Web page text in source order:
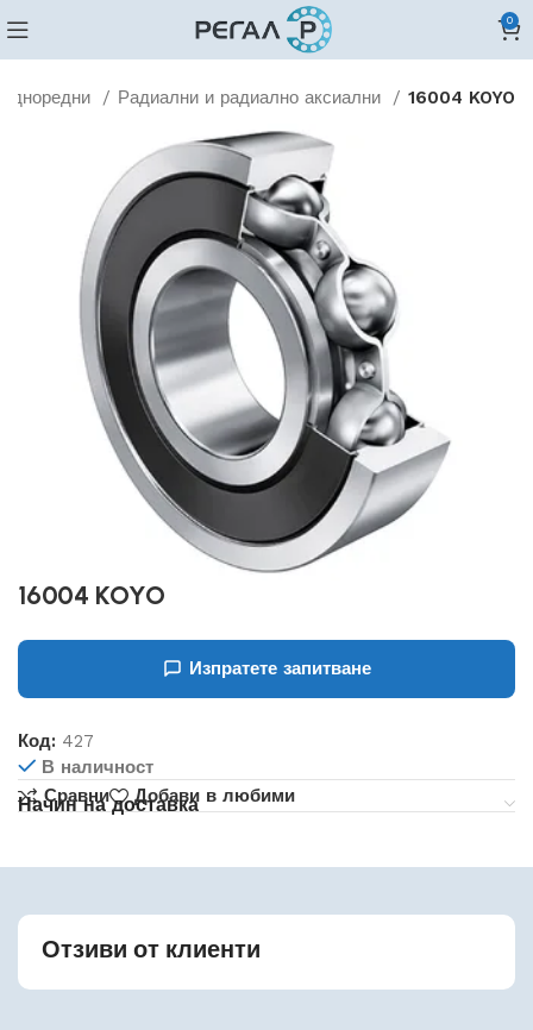
0
Едноредни Радиални и радиално аксиални 16004 KOYO
16004 KOYO
Изпратете запитване
Код: 427
В наличност
Сравни
Добави в любими
Начин на доставка
Отзиви от клиенти